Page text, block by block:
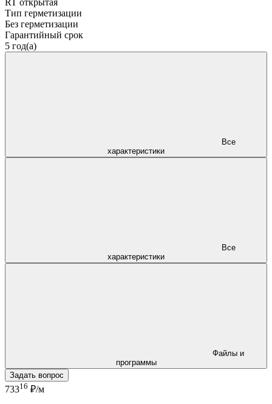
Тип герметизации
Без герметизации
Гарантийный срок
5 год(а)
характеристики
характеристики
программы
Задать вопрос
73316 ₽/м